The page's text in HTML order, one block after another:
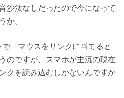
沙汰なしだったので今になって
か。
「マウスをリンクに当てると
のですが、スマホが主流の現在
クを読み込むしかないんですか